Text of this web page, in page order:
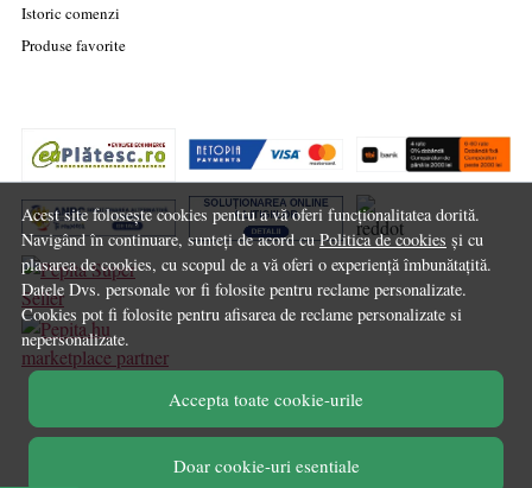
Acest site folosește cookies pentru a vă oferi funcționalitatea dorită.
Navigând în continuare, sunteți de acord cuPolitica de cookies și cu
plasarea de cookies, cu scopul de a vă oferi o experiență îmbunătațită.
Datele Dvs. personale vor fi folosite pentru reclame personalizate.
Cookies pot fi folosite pentru afisarea de reclame personalizate si
nepersonalizate.
Accepta toate cookie-urile
Doar cookie-uri esentiale
Istoric comenzi
Produse favorite
marketplace partner